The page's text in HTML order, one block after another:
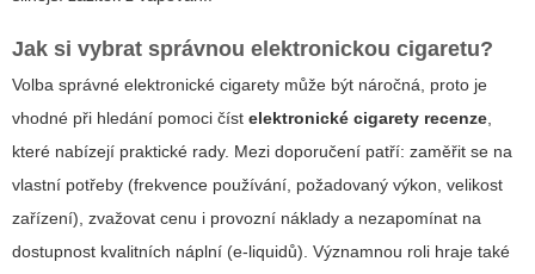
Jak si vybrat správnou elektronickou cigaretu?
Volba správné elektronické cigarety může být náročná, proto je
vhodné při hledání pomoci číst elektronické cigarety recenze,
které nabízejí praktické rady. Mezi doporučení patří: zaměřit se na
vlastní potřeby (frekvence používání, požadovaný výkon, velikost
zařízení), zvažovat cenu i provozní náklady a nezapomínat na
dostupnost kvalitních náplní (e-liquidů). Významnou roli hraje také